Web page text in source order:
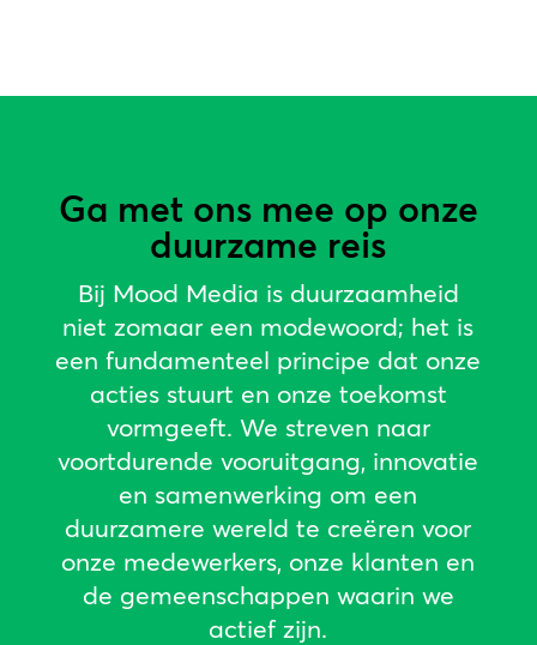
Ga met ons mee op onze
duurzame reis
Bij Mood Media is duurzaamheid
niet zomaar een modewoord; het is
een fundamenteel principe dat onze
acties stuurt en onze toekomst
vormgeeft. We streven naar
voortdurende vooruitgang, innovatie
en samenwerking om een
duurzamere wereld te creëren voor
onze medewerkers, onze klanten en
de gemeenschappen waarin we
actief zijn.